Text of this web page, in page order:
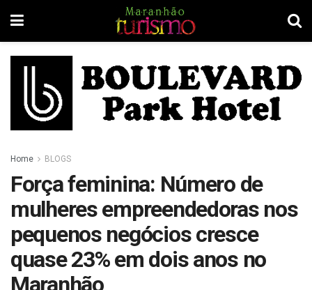
Home BLOGS
Força feminina: Número de
mulheres empreendedoras nos
pequenos negócios cresce
quase 23% em dois anos no
Maranhão